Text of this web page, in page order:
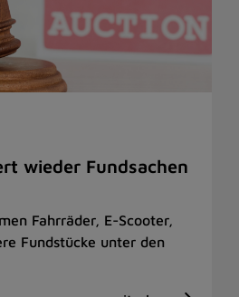
wieder Fundsachen
Fahrräder, E-Scooter,
Fundstücke unter den